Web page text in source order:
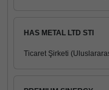
HAS METAL LTD STI
Ticaret Şirketi